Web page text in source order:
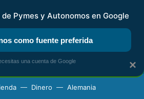
KIT DIGITAL RENTA
Dinero Alemania
×
Pymes y Autonomos en Google
como fuente preferida
una cuenta de Google